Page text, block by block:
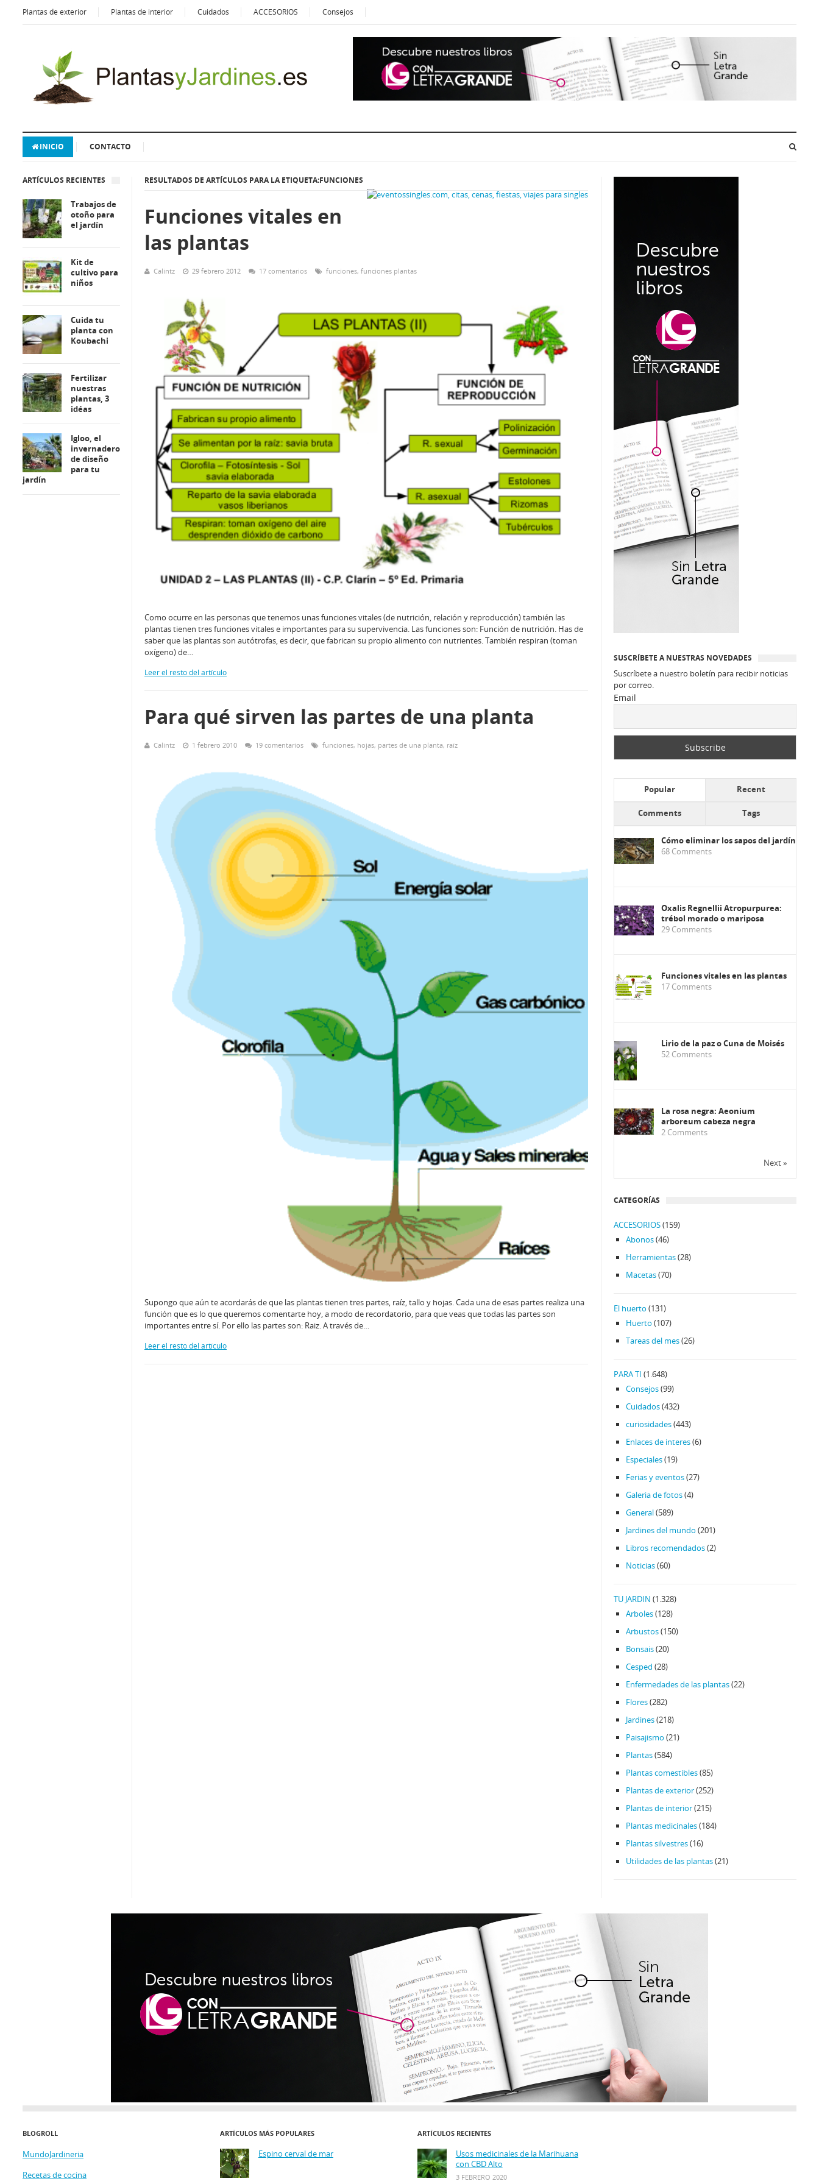
Plantas de exterior Plantas de interior Cuidados ACCESORIOS Consejos
INICIO CONTACTO
RESULTADOS DE ARTÍCULOS PARA LA ETIQUETA:FUNCIONES
Funciones vitales en
las plantas
Calintz 29 febrero 2012 17 comentarios funciones, funciones plantas
Como ocurre en las personas que tenemos unas funciones vitales (de nutrición, relación y reproducción) también las
plantas tienen tres funciones vitales e importantes para su supervivencia. Las funciones son: Función de nutrición. Has de
saber que las plantas son autótrofas, es decir, que fabrican su propio alimento con nutrientes. También respiran (toman
oxígeno) de…
Leer el resto del artículo
Para qué sirven las partes de una planta
Calintz 1 febrero 2010 19 comentarios funciones, hojas, partes de una planta, raíz
Supongo que aún te acordarás de que las plantas tienen tres partes, raíz, tallo y hojas. Cada una de esas partes realiza una
función que es lo que queremos comentarte hoy, a modo de recordatorio, para que veas que todas las partes son
importantes entre sí. Por ello las partes son: Raiz. A través de…
Leer el resto del artículo
ARTÍCULOS RECIENTES
Trabajos de
otoño para
el jardín
Kit de
cultivo para
niños
Cuida tu
planta con
Koubachi
Fertilizar
nuestras
plantas, 3
idéas
Igloo, el
invernadero
de diseño
para tu
jardín
SUSCRÍBETE A NUESTRAS NOVEDADES
Suscríbete a nuestro boletín para recibir noticias
por correo.
Email
Popular Recent
Comments Tags
Cómo eliminar los sapos del jardín
68 Comments
Oxalis Regnellii Atropurpurea:
trébol morado o mariposa
29 Comments
Funciones vitales en las plantas
17 Comments
Lirio de la paz o Cuna de Moisés
52 Comments
La rosa negra: Aeonium
arboreum cabeza negra
2 Comments
Next »
CATEGORÍAS
ACCESORIOS(159)
Abonos(46)
Herramientas(28)
Macetas(70)
El huerto (131)
Huerto (107)
Tareas del mes(26)
PARA TI (1.648)
Consejos(99)
Cuidados(432)
curiosidades(443)
Enlaces de interes(6)
Especiales(19)
Ferias y eventos(27)
Galeria de fotos(4)
General(589)
Jardines del mundo (201)
Libros recomendados(2)
Noticias(60)
TU JARDIN (1.328)
Arboles(128)
Arbustos(150)
Bonsais(20)
Cesped (28)
Enfermedades de las plantas(22)
Flores(282)
Jardines(218)
Paisajismo (21)
Plantas(584)
Plantas comestibles(85)
Plantas de exterior(252)
Plantas de interior(215)
Plantas medicinales(184)
Plantas silvestres(16)
Utilidades de las plantas(21)
BLOGROLL
MundoJardineria
Recetas de cocina
ARTÍCULOS MÁS POPULARES
Espino cerval de mar
ARTÍCULOS RECIENTES
Usos medicinales de la Marihuana
con CBD Alto
3 FEBRERO 2020